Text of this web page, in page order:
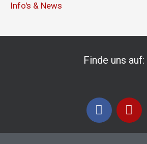
Info's & News
Finde uns auf:
F
a
I
n